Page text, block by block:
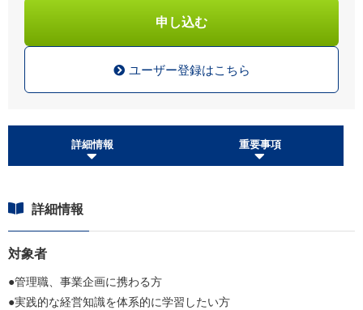
申し込む
ユーザー登録はこちら
詳細情報 重要事項
詳細情報
対象者
●管理職、事業企画に携わる方
●実践的な経営知識を体系的に学習したい方